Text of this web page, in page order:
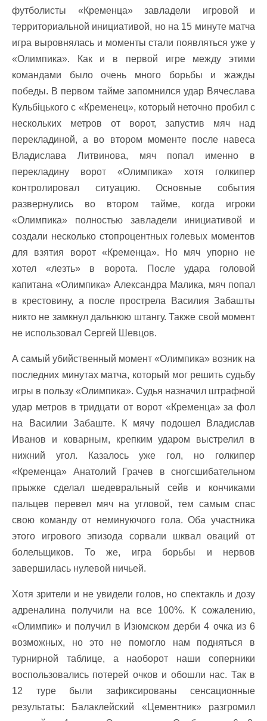
футболисты «Кременца» завладели игровой и
территориальной инициативой, но на 15 минуте матча
игра выровнялась и моменты стали появляться уже у
«Олимпика». Как и в первой игре между этими
командами было очень много борьбы и жажды
победы. В первом тайме запомнился удар Вячеслава
Кульбіцького с «Кременец», который неточно пробил с
нескольких метров от ворот, запустив мяч над
перекладиной, а во втором моменте после навеса
Владислава Литвинова, мяч попал именно в
перекладину ворот «Олимпика» хотя голкипер
контролировал ситуацию. Основные события
развернулись во втором тайме, когда игроки
«Олимпика» полностью завладели инициативой и
создали несколько стопроцентных голевых моментов
для взятия ворот «Кременца». Но мяч упорно не
хотел «лезть» в ворота. После удара головой
капитана «Олимпика» Александра Малика, мяч попал
в крестовину, а после прострела Василия Забашты
никто не замкнул дальнюю штангу. Также свой момент
не использовал Сергей Шевцов.
А самый убийственный момент «Олимпика» возник на
последних минутах матча, который мог решить судьбу
игры в пользу «Олимпика». Судья назначил штрафной
удар метров в тридцати от ворот «Кременца» за фол
на Василии Забаште. К мячу подошел Владислав
Иванов и коварным, крепким ударом выстрелил в
нижний угол. Казалось уже гол, но голкипер
«Кременца» Анатолий Грачев в сногсшибательном
прыжке сделал шедевральный сейв и кончиками
пальцев перевел мяч на угловой, тем самым спас
свою команду от неминуючого гола. Оба участника
этого игрового эпизода сорвали шквал оваций от
болельщиков. То же, игра борьбы и нервов
завершилась нулевой ничьей.
Хотя зрители и не увидели голов, но спектакль и дозу
адреналина получили на все 100%. К сожалению,
«Олимпик» и получил в Изюмском дерби 4 очка из 6
возможных, но это не помогло нам подняться в
турнирной таблице, а наоборот наши соперники
воспользовались потерей очков и обошли нас. Так в
12 туре были зафиксированы сенсационные
результаты: Балаклейский «Цементник» разгромил